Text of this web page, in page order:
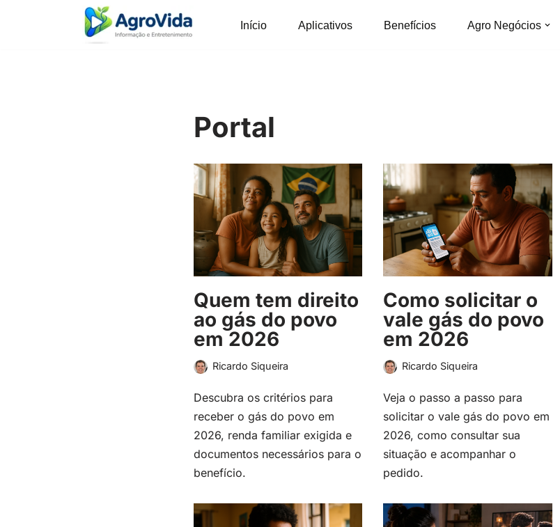
Início Aplicativos Benefícios Agro Negócios
Portal
Quem tem direito
ao gás do povo
em 2026
Ricardo Siqueira
Descubra os critérios para
receber o gás do povo em
2026, renda familiar exigida e
documentos necessários para o
benefício.
Como solicitar o
vale gás do povo
em 2026
Ricardo Siqueira
Veja o passo a passo para
solicitar o vale gás do povo em
2026, como consultar sua
situação e acompanhar o
pedido.